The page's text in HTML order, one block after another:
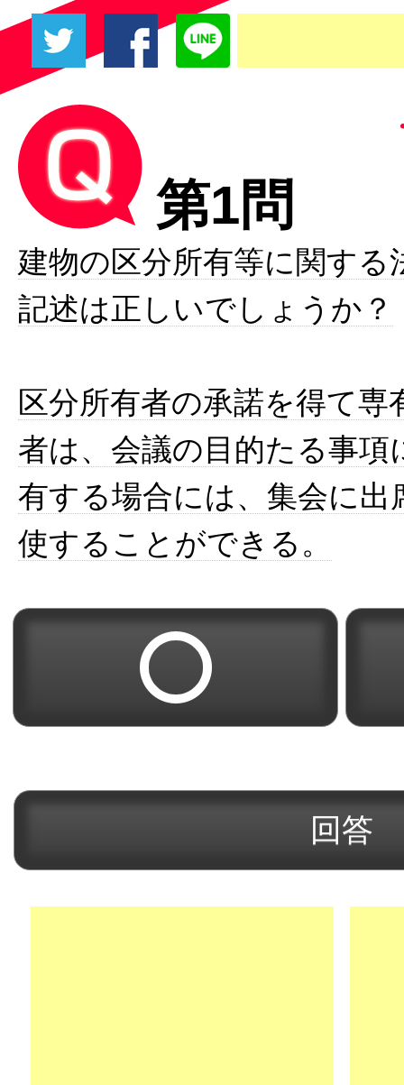
第1問
建物の区分所有等に関する
記述は正しいでしょうか？
区分所有者の承諾を得て専
者は、会議の目的たる事項
有する場合には、集会に出
使することができる。